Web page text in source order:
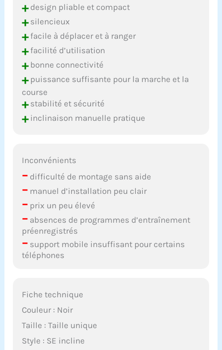
+design pliable et compact
+silencieux
+facile à déplacer et à ranger
+facilité d’utilisation
+bonne connectivité
+puissance suffisante pour la marche et la
course
+stabilité et sécurité
+inclinaison manuelle pratique
Inconvénients
– difficulté de montage sans aide
– manuel d’installation peu clair
– prix un peu élevé
– absences de programmes d’entraînement
préenregistrés
– support mobile insuffisant pour certains
téléphones
Fiche technique
Couleur : Noir
Taille : Taille unique
Style : SE incline